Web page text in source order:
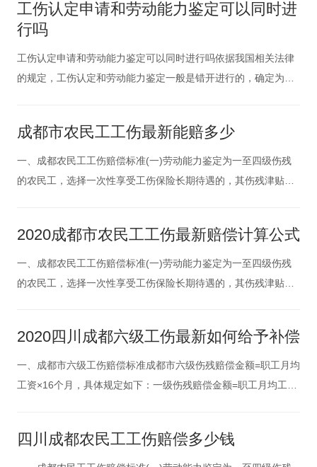
书，随身携带律师证备验;2、委托其他人代理的，需要向劳动局
提交伤者或死者家属的
工伤认定申请和劳动能力鉴定可以同时进
行吗
工伤认定申请和劳动能力鉴定可以同时进行吗依据我国相关法律
的规定，工伤认定和劳动能力鉴定一般是错开进行的，确定为工
病防治法规定被诊断、鉴定为职业病，所在单位应当自事故伤害
发生之日或者被诊断
成都市农民工工伤最新能赔多少
一、成都农民工工伤赔偿标准(一)劳动能力鉴定为一至四级伤残
的农民工，选择一次性享受工伤保险长期待遇的，其伤残津贴计
平均工资为基数计算：一级伤残，每满一年发给3.3个月;二级伤
残，每满一年
2020成都市农民工工伤最新赔偿计算公式
一、成都农民工工伤赔偿标准(一)劳动能力鉴定为一至四级伤残
的农民工，选择一次性享受工伤保险长期待遇的，其伤残津贴计
平均工资为基数计算：一级伤残，每满一年发给3.3个月;二级伤
残，每满一年
2020四川成都六级工伤最新如何给予补偿
一、成都市六级工伤赔偿标准成都市六级伤残赔偿金额=职工月均
工资×16个月，具体规定如下：一级伤残赔偿金额=职工月均工资
1个月;五级伤残赔偿金额=职工月均工资×18个月;六
四川成都农民工工伤赔偿多少钱